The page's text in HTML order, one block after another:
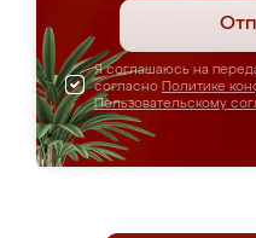
Я соглашаюсь на
согласно Политике
Пользовательскому